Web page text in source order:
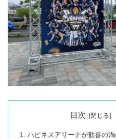
目次
ハピネスアリーナが歓喜の渦